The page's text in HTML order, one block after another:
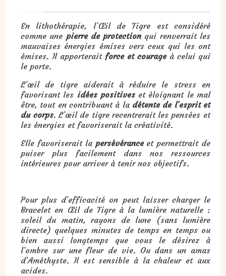
En lithothérapie, l’Œil de Tigre est considéré
comme une pierre de protection qui renverrait les
mauvaises énergies émises vers ceux qui les ont
émises. Il apporterait force et courageà celui qui
le porte.
L’œil de tigre aiderait à réduire le stress en
favorisant les idées positiveset éloignant le mal
être, tout en contribuant à la détente de l’esprit et
du corps. L’œil de tigre recentrerait les pensées et
les énergies et favoriserait la créativité.
Elle favoriserait la persévéranceet permettrait de
puiser plus facilement dans nos ressources
intérieures pour arriver à tenir nos objectifs.
Pour plus d’efficacité on peut laisser charger le
Bracelet en Œil de Tigre à la lumière naturelle :
soleil du matin, rayons de lune (sans lumière
directe) quelques minutes de temps en temps ou
bien aussi longtemps que vous le désirez à
l’ombre sur une fleur de vie. Ou dans un amas
d’Améthyste. Il est sensible à la chaleur et aux
acides.